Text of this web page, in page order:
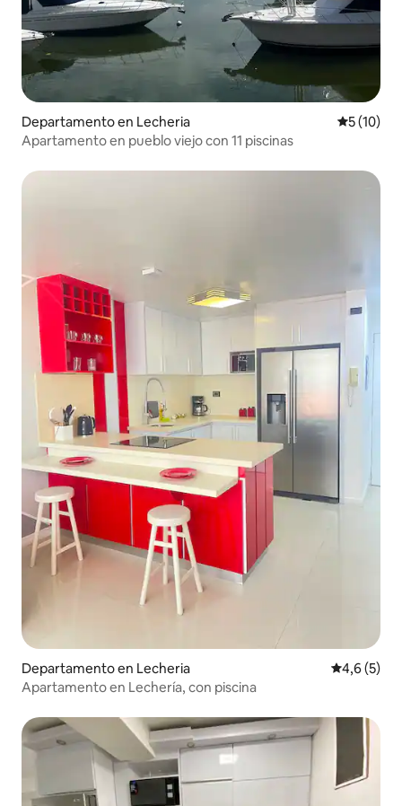
Departamento en Lecheria
5 (10)
Apartamento en pueblo viejo con 11 piscinas
Departamento en Lecheria
4,6 (5)
Apartamento en Lechería, con piscina